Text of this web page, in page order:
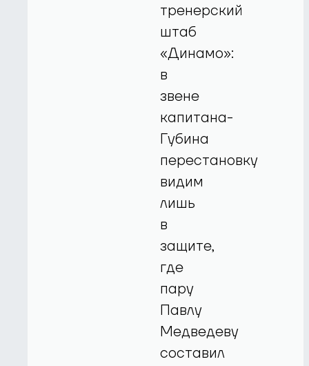
тренерский
штаб
«Динамо»:
в
звене
капитана-
Губина
перестановку
видим
лишь
в
защите,
где
пару
Павлу
Медведеву
составил